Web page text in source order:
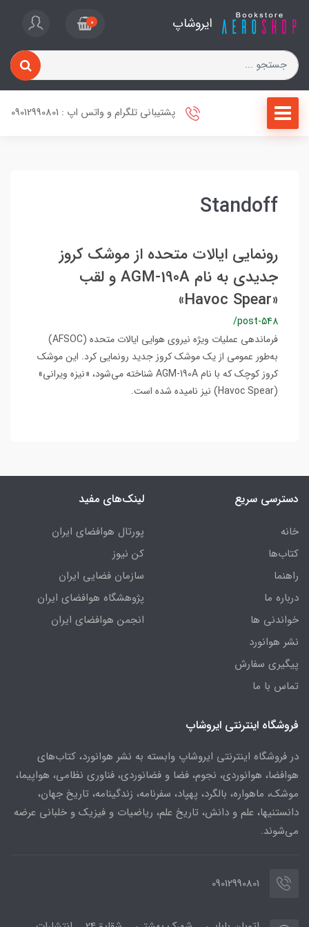
ایروشاپ 0
پشتیبانی تلگرام و واتس اپ : 09012990801
Standoff
رونمایی ایالات متحده از موشک کروز
جدیدی به نام AGM-190A و لقب
«Havoc Spear»
/post-548
فرماندهی عملیات ویژه نیروی هوایی ایالات متحده (AFSOC)
به‌طور عمومی از یک موشک کروز جدید رونمایی کرد. این موشک
کروز کوچک که با نام AGM-190A شناخته می‌شود، «نیزه ویرانی»
(Havoc Spear) نیز نامیده شده است.
دسترسی سریع
خانه
کتاب‌ها
راهنما
درباره ما
خواندنی ها
نشر هوانورد
پیگیری سفارش
تماس با ما
لینک‌های مفید
پورتال هوافضای ایران
کن نیوز
سازمان فضایی ایران
پژوهشگاه هوافضای ایران
انجمن هوافضای ایران
فروشگاه اینترنتی ایروشاپ
در فروشگاه اینترنتی ایروشاپ وابسته به نشر هوانورد، کتاب‌های
هوافضا، هوانوردی، نجوم، فضا و فضانوردی، فناوری نظامی، هواپیما،
موشک، ماهواره، بالگرد، پهپاد، سفرنامه، زندگینامه، تاریخ جهان،
دانستنیها، علم و دانش، تاریخ علم، ریاضیات و فیزیک و خلبانی عرضه
می‌شوند.
09012990801